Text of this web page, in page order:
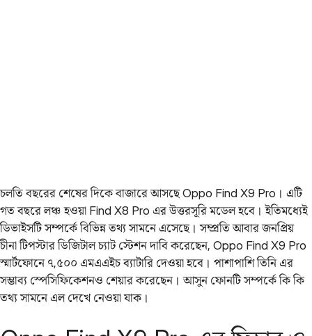
চলতি বছরের শেষের দিকে বাজারে আসছে Oppo Find X9 Pro। এটি
গত বছরে লঞ্চ হওয়া Find X8 Pro এর উত্তরসূরি মডেল হবে। ইতিমধ্যেই
ডিভাইসটি সম্পর্কে বিভিন্ন তথ্য সামনে এসেছে। সম্প্রতি আবার জনপ্রিয়
চীনা টিপস্টার ডিজিটাল চ্যাট স্টেশন দাবি করেছেন, Oppo Find X9 Pro
স্মার্টফোনে ৭,৫০০ এমএএইচ ব্যাটারি দেওয়া হবে। পাশাপাশি তিনি এর
সম্ভাব্য স্পেসিফিকেশনও শেয়ার করেছেন। আসুন ফোনটি সম্পর্কে কি কি
তথ্য সামনে এল দেখে নেওয়া যাক।